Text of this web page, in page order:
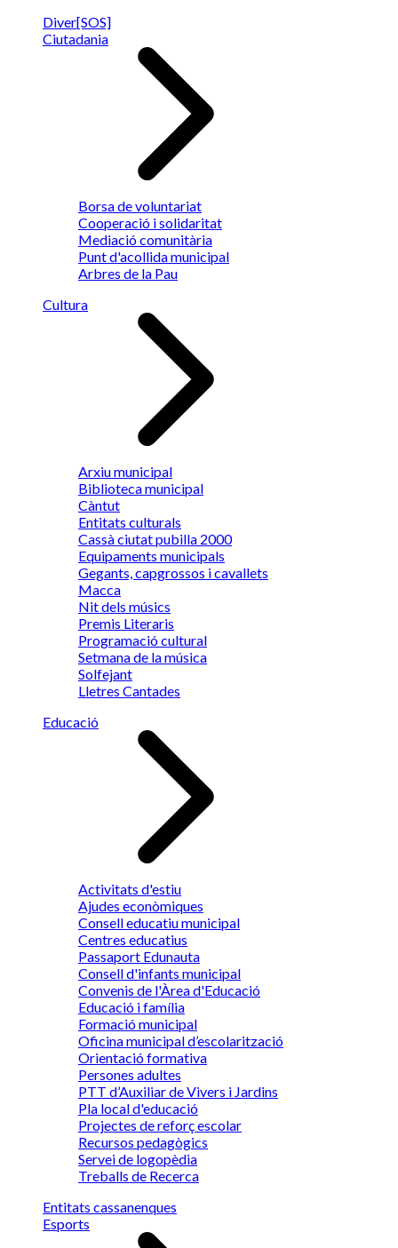
Diver[SOS]
Ciutadania
Borsa de voluntariat
Cooperació i solidaritat
Mediació comunitària
Punt d'acollida municipal
Arbres de la Pau
Cultura
Arxiu municipal
Biblioteca municipal
Càntut
Entitats culturals
Cassà ciutat pubilla 2000
Equipaments municipals
Gegants, capgrossos i cavallets
Macca
Nit dels músics
Premis Literaris
Programació cultural
Setmana de la música
Solfejant
Lletres Cantades
Educació
Activitats d'estiu
Ajudes econòmiques
Consell educatiu municipal
Centres educatius
Passaport Edunauta
Consell d'infants municipal
Convenis de l'Àrea d'Educació
Educació i família
Formació municipal
Oficina municipal d’escolarització
Orientació formativa
Persones adultes
PTT d’Auxiliar de Vivers i Jardins
Pla local d'educació
Projectes de reforç escolar
Recursos pedagògics
Servei de logopèdia
Treballs de Recerca
Entitats cassanenques
Esports